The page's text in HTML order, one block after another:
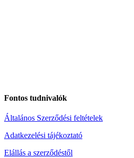
Fontos tudnivalók
Általános Szerződési feltételek
Adatkezelési tájékoztató
Elállás a szerződéstől